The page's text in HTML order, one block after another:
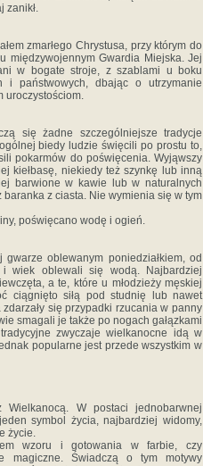
zanikł.
zmarłego Chrystusa, przy którym do
międzywojennym Gwardia Miejska. Jej
w bogate stroje, z szablami u boku
i państwowych, dbając o utrzymanie
uroczystościom.
się żadne szczególniejsze tradycje
biedy ludzie święcili po prostu to,
pokarmów do poświęcenia. Wyjąwszy
kiełbasę, niekiedy też szynkę lub inną
barwione w kawie lub w naturalnych
z ciasta. Nie wymienia się w tym
poświęcano wodę i ogień.
oblewanym poniedziałkiem, od
wiek oblewali się wodą. Najbardziej
a te, które u młodzieży męskiej
ciągnięto siłą pod studnię lub nawet
się przypadki rzucania w panny
smagali je także po nogach gałązkami
zwyczaje wielkanocne idą w
popularne jest przede wszystkim w
W postaci jednobarwnej
symbol życia, najbardziej widomy,
życie.
wzoru i gotowania w farbie, czy
magiczne. Świadczą o tym motywy